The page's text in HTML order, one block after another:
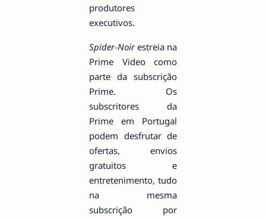
produtores
executivos.
Spider-Noirestreia na
Prime Video como
parte da subscrição
Prime. Os
subscritores da
Prime em Portugal
podem desfrutar de
ofertas, envios
gratuitos e
entretenimento, tudo
na mesma
subscrição por